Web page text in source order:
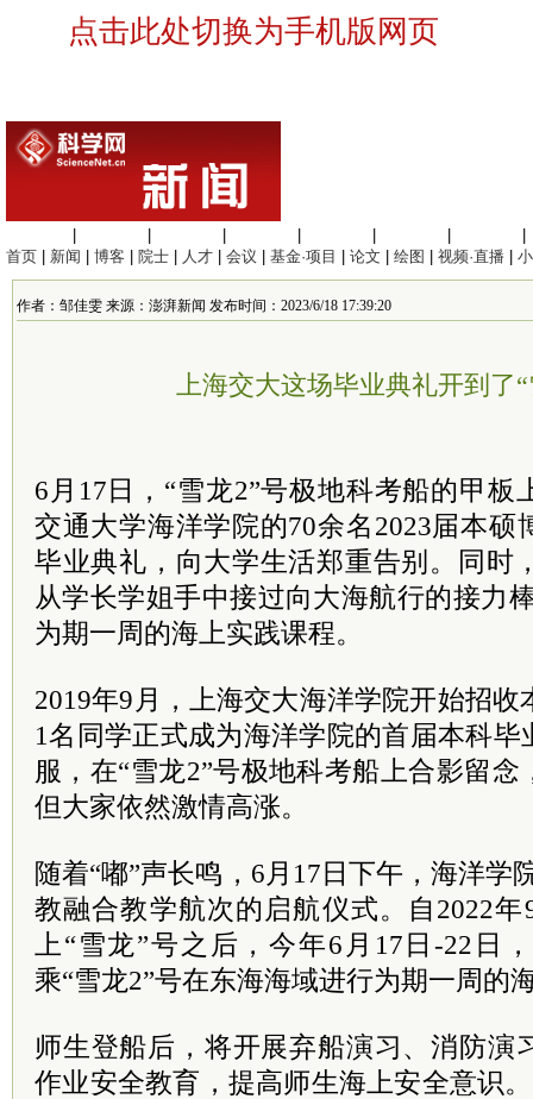
点击此处切换为手机版网页
首页
新闻 博客 院士 人才 会议 基金·项目 论文 绘图 视频·直播
作者：邹佳雯 来源：澎湃新闻 发布时间：2023/6/18 17:39:20
上海交大这场毕业典礼开到了
6月17日，“雪龙2”号极地科考船的甲板
交通大学海洋学院的70余名2023届本硕
毕业典礼，向大学生活郑重告别。同时
从学长学姐手中接过向大海航行的接力
为期一周的海上实践课程。
2019年9月，上海交大海洋学院开始招收
1名同学正式成为海洋学院的首届本科
服，在“雪龙2”号极地科考船上合影留
但大家依然激情高涨。
随着“嘟”声长鸣，6月17日下午，海洋学
教融合教学航次的启航仪式。自2022
上“雪龙”号之后，今年6月17日-22日
乘“雪龙2”号在东海海域进行为期一周的
师生登船后，将开展弃船演习、消防演
作业安全教育，提高师生海上安全意识